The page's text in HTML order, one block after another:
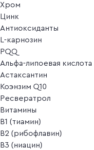
Хром
Цинк
Антиоксиданты
L-карнозин
PQQ
Альфа-липоевая кислота
Астаксантин
Коэнзим Q10
Ресвератрол
Витамины
B1 (тиамин)
B2 (рибофлавин)
B3 (ниацин)